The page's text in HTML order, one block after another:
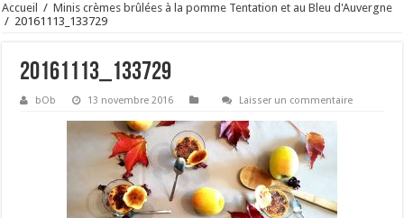
Accueil / Minis crèmes brûlées à la pomme Tentation et au Bleu d'Auvergne
/ 20161113_133729
20161113_133729
bOb 13 novembre 2016 Laisser un commentaire